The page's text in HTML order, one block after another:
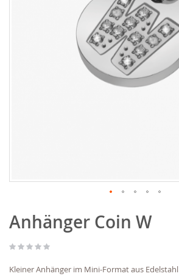
Anfang
der
springen
Anhänger Coin W
Kleiner Anhänger im Mini-Format aus Edelstahl